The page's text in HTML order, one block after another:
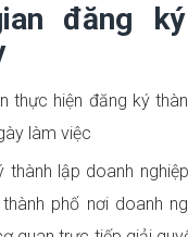
đăng
thực hiện đăng ký
làm việc
thành lập doanh
phố nơi doanh